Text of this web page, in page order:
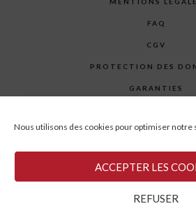
Nous utilisons des cookies pour optimiser notre
ACCEPTER LES
REFUSER
FAQ
CGV
PROTECTION DES
GARANTIES
CONTACT
© GARATEC 2023 - TOUS